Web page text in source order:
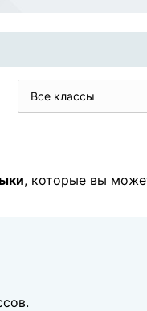
Все классы
, которые вы